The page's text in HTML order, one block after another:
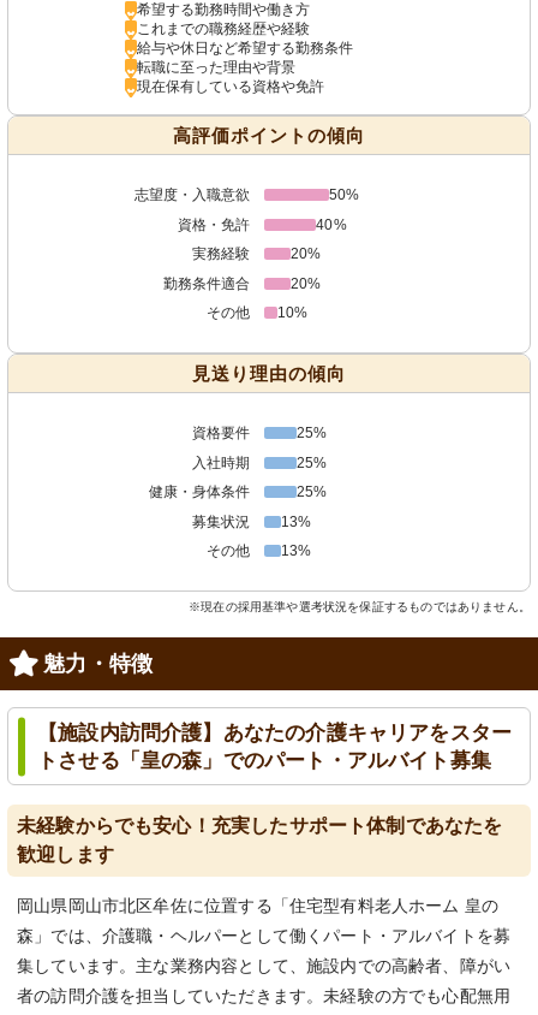
希望する勤務時間や働き方
これまでの職務経歴や経験
給与や休日など希望する勤務条件
転職に至った理由や背景
現在保有している資格や免許
高評価ポイントの傾向
志望度・入職意欲
50%
資格・免許
40%
実務経験
20%
勤務条件適合
20%
その他
10%
見送り理由の傾向
資格要件
25%
入社時期
25%
健康・身体条件
25%
募集状況
13%
その他
13%
※現在の採用基準や選考状況を保証するものではありません。
魅力・特徴
【施設内訪問介護】あなたの介護キャリアをスター
トさせる「皇の森」でのパート・アルバイト募集
未経験からでも安心！充実したサポート体制であなたを
歓迎します
岡山県岡山市北区牟佐に位置する「住宅型有料老人ホーム 皇の
森」では、介護職・ヘルパーとして働くパート・アルバイトを募
集しています。主な業務内容として、施設内での高齢者、障がい
者の訪問介護を担当していただきます。未経験の方でも心配無用